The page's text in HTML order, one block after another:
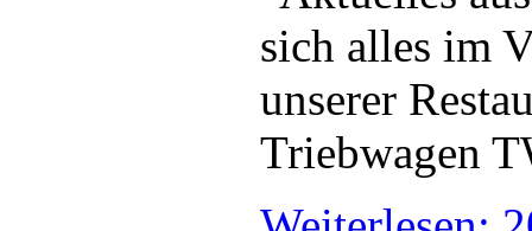
sich alles im
unserer
Triebwagen